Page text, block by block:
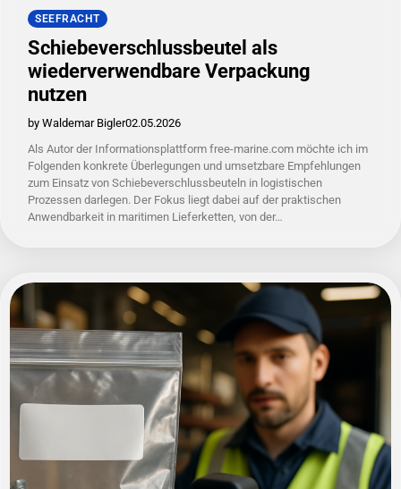
SEEFRACHT
Schiebeverschlussbeutel als
wiederverwendbare Verpackung
nutzen
by Waldemar Bigler02.05.2026
Als Autor der Informationsplattform free-marine.com möchte ich im
Folgenden konkrete Überlegungen und umsetzbare Empfehlungen
zum Einsatz von Schiebeverschlussbeuteln in logistischen
Prozessen darlegen. Der Fokus liegt dabei auf der praktischen
Anwendbarkeit in maritimen Lieferketten, von der…